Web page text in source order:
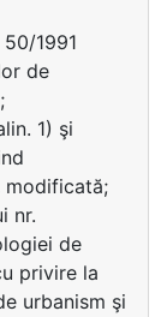
1991
de
1) şi
modificată;
nr.
de
privire la
urbanism şi